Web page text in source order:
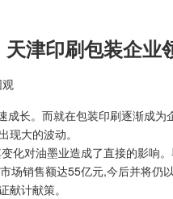
天津印刷包装企业
长。而就在包装印刷逐渐成
大的波动。
化对油墨业造成了直接的影响
场销售额达55亿元,今后并将
计献策。